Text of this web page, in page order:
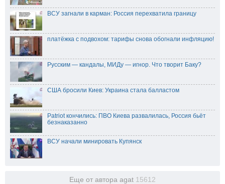
ВСУ загнали в карман: Россия перехватила границу
платёжка с подвохом: тарифы снова обогнали инфляцию!
Русским — кандалы, МИДу — игнор. Что творит Баку?
США бросили Киев: Украина стала балластом
Patriot кончились: ПВО Киева развалилась, Россия бьёт
безнаказанно
ВСУ начали минировать Купянск
Еще от автора agat 15612